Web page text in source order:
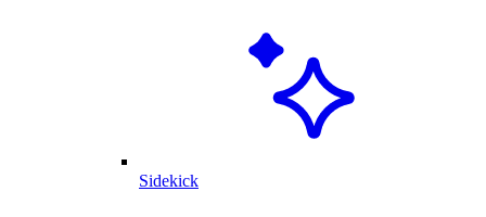
Sidekick